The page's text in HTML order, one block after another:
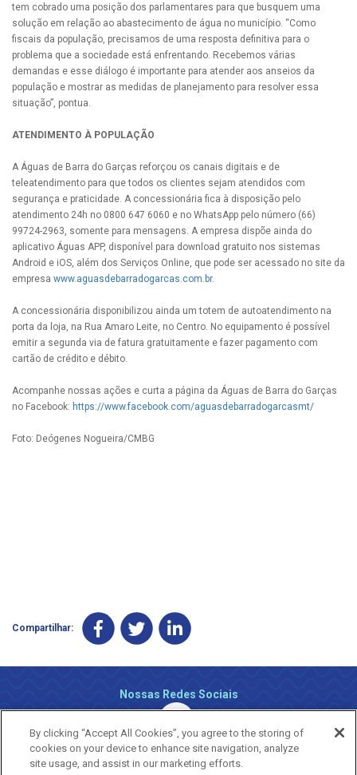
tem cobrado uma posição dos parlamentares para que busquem uma
solução em relação ao abastecimento de água no município. “Como
fiscais da população, precisamos de uma resposta definitiva para o
problema que a sociedade está enfrentando. Recebemos várias
demandas e esse diálogo é importante para atender aos anseios da
população e mostrar as medidas de planejamento para resolver essa
situação”, pontua.
ATENDIMENTO À POPULAÇÃO
A Águas de Barra do Garças reforçou os canais digitais e de
teleatendimento para que todos os clientes sejam atendidos com
segurança e praticidade. A concessionária fica à disposição pelo
atendimento 24h no 0800 647 6060 e no WhatsApp pelo número (66)
99724-2963, somente para mensagens. A empresa dispõe ainda do
aplicativo Águas APP, disponível para download gratuito nos sistemas
Android e iOS, além dos Serviços Online, que pode ser acessado no site da
empresa www.aguasdebarradogarcas.com.br.
A concessionária disponibilizou ainda um totem de autoatendimento na
porta da loja, na Rua Amaro Leite, no Centro. No equipamento é possível
emitir a segunda via de fatura gratuitamente e fazer pagamento com
cartão de crédito e débito.
Acompanhe nossas ações e curta a página da Águas de Barra do Garças
no Facebook: https://www.facebook.com/aguasdebarradogarcasmt/
Foto: Deógenes Nogueira/CMBG
Compartilhar:
Nossas Redes Sociais
By clicking “Accept All Cookies”, you agree to the storing of
cookies on your device to enhance site navigation, analyze
site usage, and assist in our marketing efforts.